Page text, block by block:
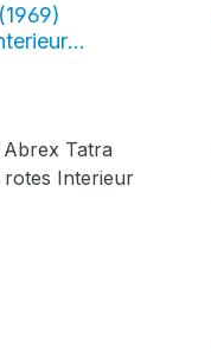
Tatra
rotes Interieur